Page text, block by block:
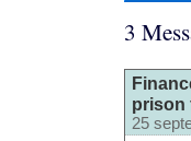
3
prison
25